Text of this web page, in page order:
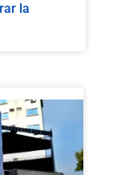
la